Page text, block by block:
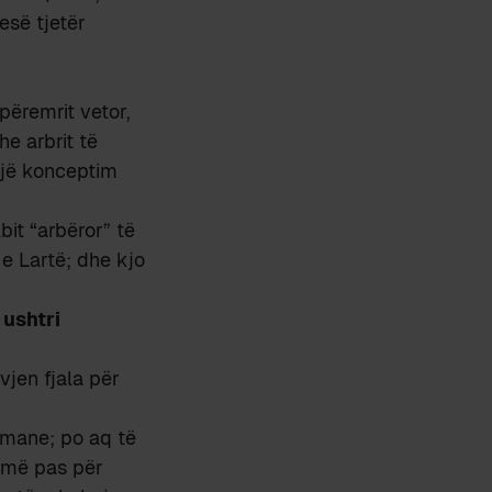
tjetër
vetor,
arbrit të
konceptim
“arbëror” të
Lartë; dhe kjo
ushtri
fjala për
po aq të
pas për